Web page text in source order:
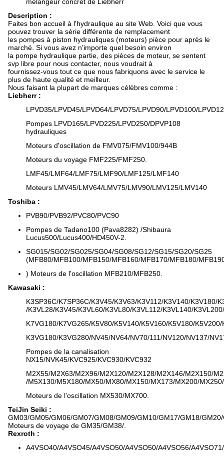
Description :
Faites bon accueil à l'hydraulique au site Web. Voici que vous
pouvez trouver la série différente de remplacement
les pompes à piston hydrauliques (moteurs) pièce pour après le
marché. Si vous avez n'importe quel besoin environ
la pompe hydraulique partie, des pièces de moteur, se sentent
svp libre pour nous contacter, nous voudrait à
fournissez-vous tout ce que nous fabriquons avec le service le
plus de haute qualité et meilleur.
Nous faisant la plupart de marques célèbres comme :
Liebherr :
LPVD35/LPVD45/LPVD64/LPVD75/LPVD90/LPVD100/
Pompes LPVD165/LPVD225/LPVD250/DPVP108
hydrauliques
Moteurs d'oscillation de FMV075/FMV100/944B
Moteurs du voyage FMF225/FMF250.
LMF45/LMF64/LMF75/LMF90/LMF125/LMF140
Moteurs LMV45/LMV64/LMV75/LMV90/LMV125/LMV140
Toshiba :
PVB90/PVB92/PVC80/PVC90
Pompes de Tadano100 (Pava8282) /Shibaura
Lucus500/Lucus400/HD450V-2.
SG015/SG02/SG025/SG04/SG08/SG12/SG15/SG20/SG25
(MFB80/MFB100/MFB150/MFB160/MFB170/MFB180/
) Moteurs de l'oscillation MFB210/MFB250.
Kawasaki :
K3SP36C/K7SP36C/K3V45/K3V63/K3V112/K3V140/K3V180/
/K3VL28/K3V45/K3VL60/K3VL80/K3VL112/K3VL140/
K7VG180/K7VG265/K5V80/K5V140/K5V160/K5V180/
K3VG180/K3VG280/NV45/NV64/NV70/111/NV120/NV137/
Pompes de la canalisation
NX15/NVK45/KVC925/KVC930/KVC932
M2X55/M2X63/M2X96/M2X120/M2X128/M2X146/M2X150/
/M5X130/M5X180/MX50/MX80/MX150/MX173/MX200/
Moteurs de l'oscillation MX530/MX700.
TeiJin Seiki :
GM03/GM05/GM06/GM07/GM08/GM09/GM10/GM17/GM18/
Moteurs de voyage de GM35/GM38/.
Rexroth :
A4VSO40/A4VSO45/A4VSO50/A4VSO50/A4VSO56/